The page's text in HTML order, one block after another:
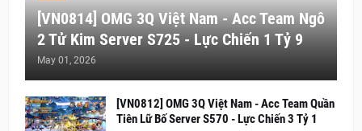
[VN0814] OMG 3Q Việt Nam - Acc Team Ngô
2 Tử Kim Server S725 - Lực Chiến 1 Tỷ 9
May 01, 2026
[VN0812] OMG 3Q Việt Nam - Acc Team Quần
Tiên Lữ Bố Server S570 - Lực Chiến 3 Tỷ 1